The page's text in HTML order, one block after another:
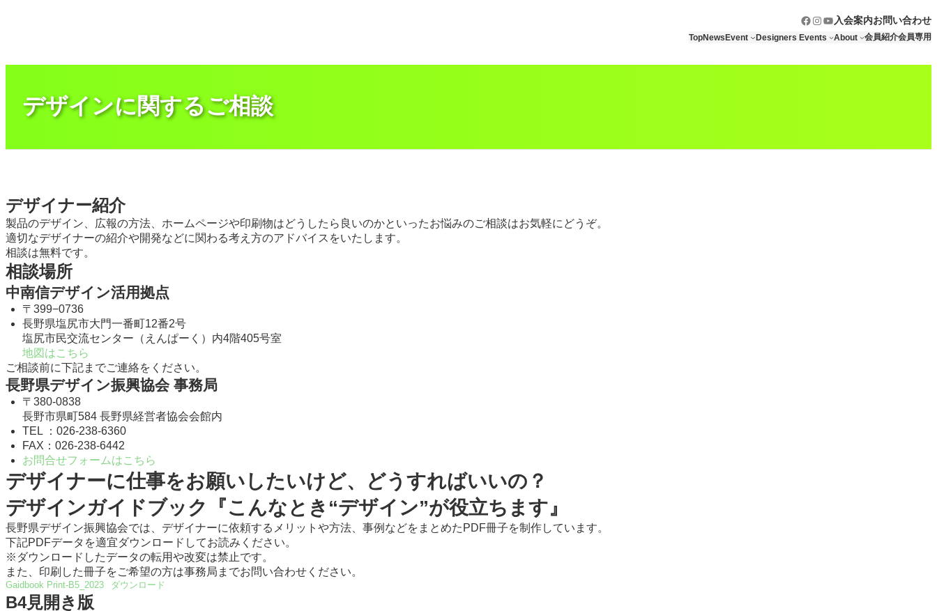
Facebook
Instagram
YouTube
入会案内お問い合わせ
TopNewsEvent Designers Events About 会員紹介会員専用
デザインに関するご相談
デザイナー紹介
製品のデザイン、広報の方法、ホームページや印刷物はどうしたら良いのかといったお悩みのご相談はお気軽にどうぞ。
適切なデザイナーの紹介や開発などに関わる考え方のアドバイスをいたします。
相談は無料です。
相談場所
中南信デザイン活用拠点
〒399−0736
長野県塩尻市大門一番町12番2号
塩尻市民交流センター（えんぱーく）内4階405号室
地図はこちら
ご相談前に下記までご連絡をください。
長野県デザイン振興協会 事務局
〒380-0838
長野市県町584 長野県経営者協会会館内
TEL ：026-238-6360
FAX：026-238-6442
お問合せフォームはこちら
デザイナーに仕事をお願いしたいけど、どうすればいいの？
デザインガイドブック『こんなとき“デザイン”が役立ちます』
長野県デザイン振興協会では、デザイナーに依頼するメリットや方法、事例などをまとめたPDF冊子を制作しています。
下記PDFデータを適宜ダウンロードしてお読みください。
※ダウンロードしたデータの転用や改変は禁止です。
また、印刷した冊子をご希望の方は事務局までお問い合わせください。
Gaidbook Print-B5_2023 ダウンロード
B4見開き版